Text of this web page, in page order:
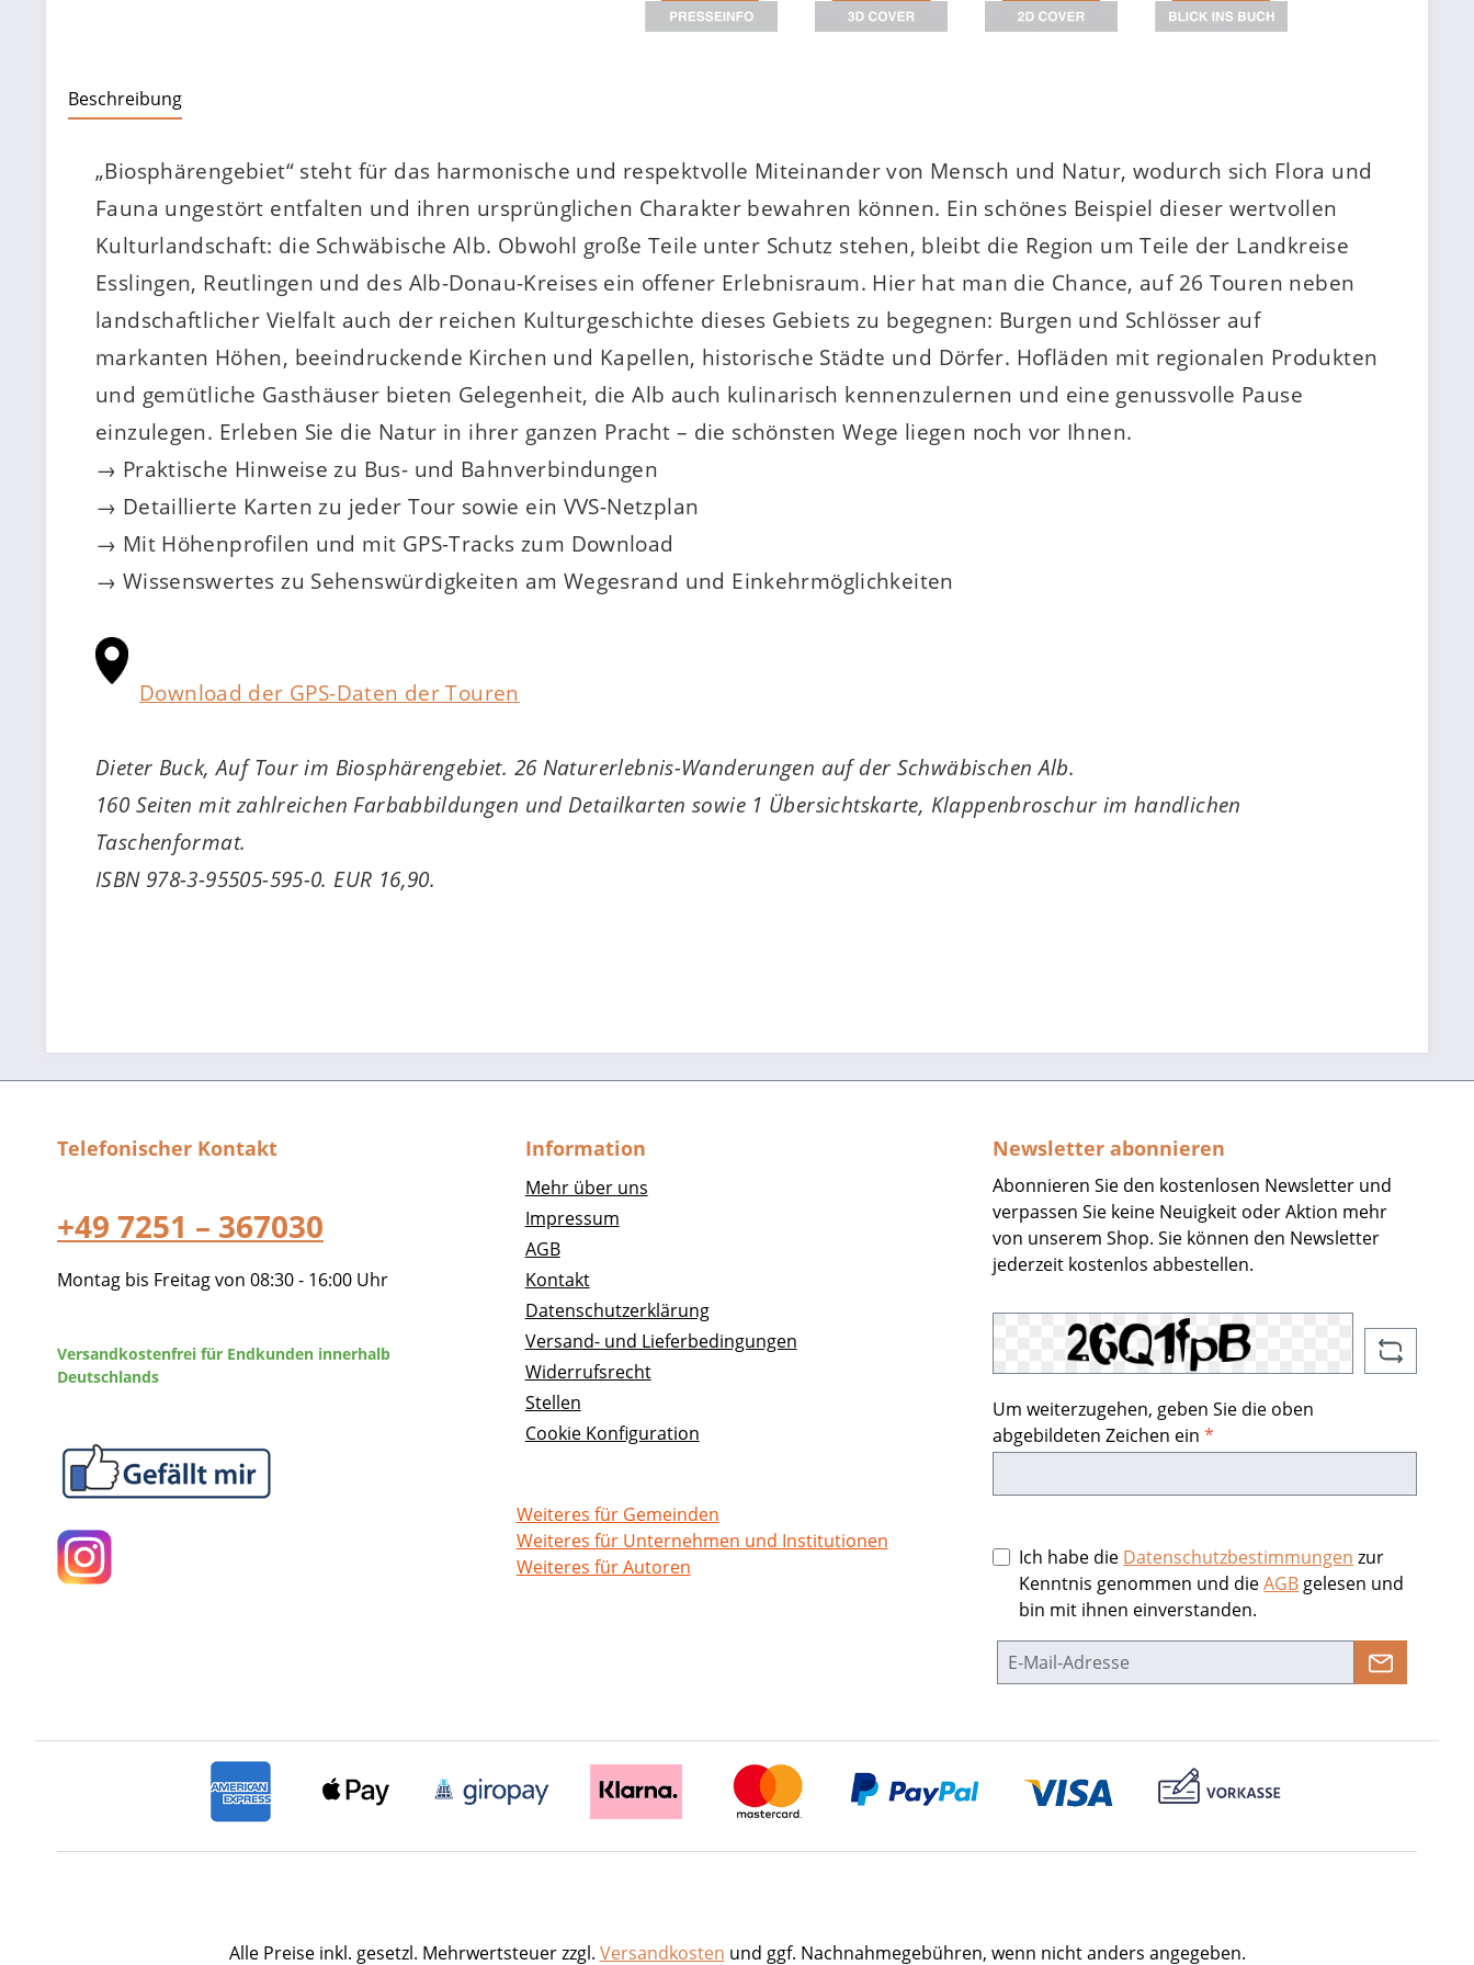
Beschreibung
„Biosphärengebiet“ steht für das harmonische und respektvolle Miteinander von Mensch und Natur, wodurch sich Flora und
Fauna ungestört entfalten und ihren ursprünglichen Charakter bewahren können. Ein schönes Beispiel dieser wertvollen
Kulturlandschaft: die Schwäbische Alb. Obwohl große Teile unter Schutz stehen, bleibt die Region um Teile der Landkreise
Esslingen, Reutlingen und des Alb-Donau-Kreises ein offener Erlebnisraum. Hier hat man die Chance, auf 26 Touren neben
landschaftlicher Vielfalt auch der reichen Kulturgeschichte dieses Gebiets zu begegnen: Burgen und Schlösser auf
markanten Höhen, beeindruckende Kirchen und Kapellen, historische Städte und Dörfer. Hofläden mit regionalen Produkten
und gemütliche Gasthäuser bieten Gelegenheit, die Alb auch kulinarisch kennenzulernen und eine genussvolle Pause
einzulegen. Erleben Sie die Natur in ihrer ganzen Pracht – die schönsten Wege liegen noch vor Ihnen.
→ Praktische Hinweise zu Bus- und Bahnverbindungen
→ Detaillierte Karten zu jeder Tour sowie ein VVS-Netzplan
→ Mit Höhenprofilen und mit GPS-Tracks zum Download
→ Wissenswertes zu Sehenswürdigkeiten am Wegesrand und Einkehrmöglichkeiten
Download der GPS-Daten der Touren
Dieter Buck, Auf Tour im Biosphärengebiet. 26 Naturerlebnis-Wanderungen auf der Schwäbischen Alb.
160 Seiten mit zahlreichen Farbabbildungen und Detailkarten sowie 1 Übersichtskarte, Klappenbroschur im handlichen
Taschenformat.
ISBN 978-3-95505-595-0. EUR 16,90.
Telefonischer Kontakt
+49 7251 – 367030
Montag bis Freitag von 08:30 - 16:00 Uhr
Versandkostenfrei für Endkunden innerhalb
Deutschlands
Information
Mehr über uns
Impressum
AGB
Kontakt
Datenschutzerklärung
Versand- und Lieferbedingungen
Widerrufsrecht
Stellen
Cookie Konfiguration
Weiteres für Gemeinden
Weiteres für Unternehmen und Institutionen
Weiteres für Autoren
Newsletter abonnieren
Abonnieren Sie den kostenlosen Newsletter und
verpassen Sie keine Neuigkeit oder Aktion mehr
von unserem Shop. Sie können den Newsletter
jederzeit kostenlos abbestellen.
Um weiterzugehen, geben Sie die oben
abgebildeten Zeichen ein*
Ich habe die Datenschutzbestimmungen zur
Kenntnis genommen und dieAGB gelesen und
bin mit ihnen einverstanden.
Alle Preise inkl. gesetzl. Mehrwertsteuer zzgl. Versandkosten und ggf. Nachnahmegebühren, wenn nicht anders angegeben.